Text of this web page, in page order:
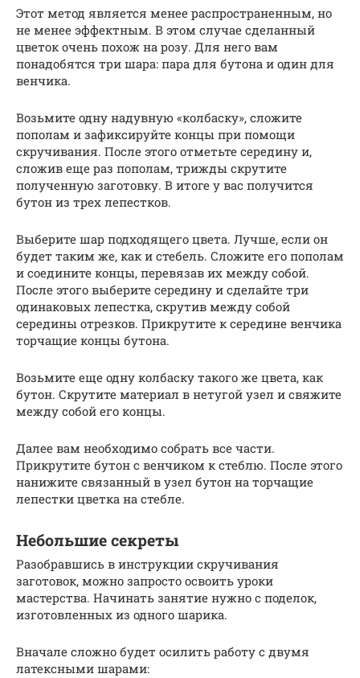
Этот метод является менее распространенным, но
не менее эффектным. В этом случае сделанный
цветок очень похож на розу. Для него вам
понадобятся три шара: пара для бутона и один для
венчика.
Возьмите одну надувную «колбаску», сложите
пополам и зафиксируйте концы при помощи
скручивания. После этого отметьте середину и,
сложив еще раз пополам, трижды скрутите
полученную заготовку. В итоге у вас получится
бутон из трех лепестков.
Выберите шар подходящего цвета. Лучше, если он
будет таким же, как и стебель. Сложите его пополам
и соедините концы, перевязав их между собой.
После этого выберите середину и сделайте три
одинаковых лепестка, скрутив между собой
середины отрезков. Прикрутите к середине венчика
торчащие концы бутона.
Возьмите еще одну колбаску такого же цвета, как
бутон. Скрутите материал в нетугой узел и свяжите
между собой его концы.
Далее вам необходимо собрать все части.
Прикрутите бутон с венчиком к стеблю. После этого
нанижите связанный в узел бутон на торчащие
лепестки цветка на стебле.
Небольшие секреты
Разобравшись в инструкции скручивания
заготовок, можно запросто освоить уроки
мастерства. Начинать занятие нужно с поделок,
изготовленных из одного шарика.
Вначале сложно будет осилить работу с двумя
латексными шарами: